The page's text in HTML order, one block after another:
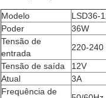
Modelo LSD36-
Poder
36W
Tensão de
entrada
220-240
Tensão de saída
12V
Atual
3A
Frequência de